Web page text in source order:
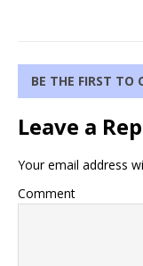
BE THE FIRST TO
Leave a
Your email address
Comment